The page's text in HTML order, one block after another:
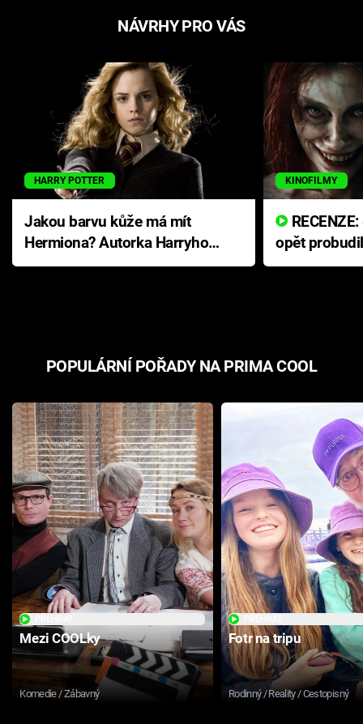
NÁVRHY PRO VÁS
HARRY POTTER
Jakou barvu kůže má mít
Hermiona? Autorka Harryho
Pottera přišla s ráznou
KINOFILMY
opět
přichází s
POPULÁRNÍ POŘADY NA PRIMA COOL
Mezi COOLky
Komedie / Zábavný
Fotr na tripu
Rodinný / Reality / Cestopisný